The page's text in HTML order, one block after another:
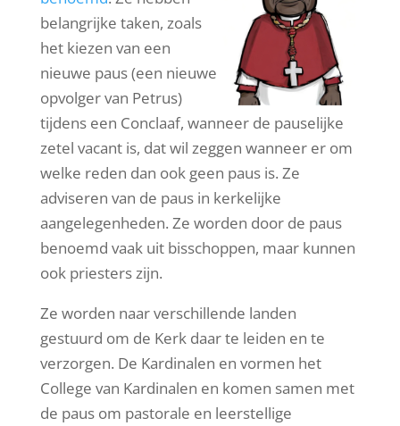
belangrijke taken, zoals
het kiezen van een
nieuwe paus (een nieuwe
opvolger van Petrus)
tijdens een Conclaaf, wanneer de pauselijke
zetel vacant is, dat wil zeggen wanneer er om
welke reden dan ook geen paus is. Ze
adviseren van de paus in kerkelijke
aangelegenheden. Ze worden door de paus
benoemd vaak uit bisschoppen, maar kunnen
ook priesters zijn.
Ze worden naar verschillende landen
gestuurd om de Kerk daar te leiden en te
verzorgen. De Kardinalen en vormen het
College van Kardinalen en komen samen met
de paus om pastorale en leerstellige